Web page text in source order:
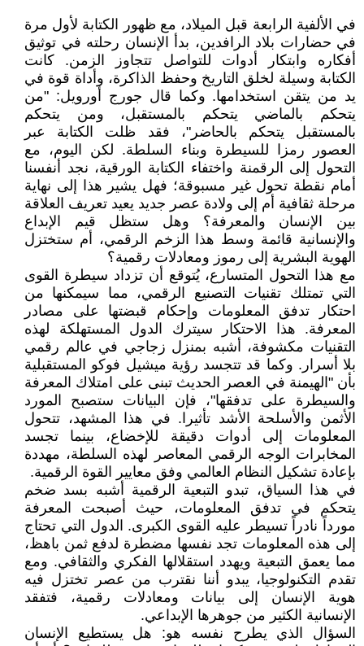
في الألفية الرابعة قبل الميلاد، مع ظهور الكتابة لأول مرة
في حضارات بلاد الرافدين، بدأ الإنسان رحلته في توثيق
أفكاره وابتكار أدوات للتواصل تتجاوز الزمن. كانت
الكتابة وسيلة لخلق التاريخ وحفظ الذاكرة، وأداة قوة في
يد من يتقن استخدامها. وكما قال جورج أورويل: "من
يتحكم بالماضي يتحكم بالمستقبل، ومن يتحكم
بالمستقبل يتحكم بالحاضر"، فقد ظلت الكتابة عبر
العصور رمزا للسيطرة وبناء السلطة. لكن اليوم، مع
التحول إلى الرقمنة واختفاء الكتابة الورقية، نجد أنفسنا
أمام نقطة تحول غير مسبوقة؛ فهل يشير هذا إلى نهاية
مرحلة ثقافية أم إلى ولادة عصر جديد يعيد تعريف العلاقة
بين الإنسان والمعرفة؟ وهل ستظل قيم الإبداع
والإنسانية قائمة وسط هذا الزخم الرقمي، أم ستختزل
الهوية البشرية إلى رموز ومعادلات رقمية؟
مع هذا التحول المتسارع، يُتوقع أن تزداد سيطرة القوى
التي تمتلك تقنيات التصنيع الرقمي، مما سيمكنها من
احتكار تدفق المعلومات وإحكام قبضتها على مصادر
المعرفة. هذا الاحتكار سيترك الدول المستهلكة لهذه
التقنيات مكشوفة، أشبه بمنزل زجاجي في عالم رقمي
بلا أسرار. وكما قد تتجسد رؤية ميشيل فوكو المستقبلية
بأن "الهيمنة في العصر الحديث تبنى على امتلاك المعرفة
والسيطرة على تدفقها"، فإن البيانات ستصبح المورد
الأثمن والأسلحة الأشد تأثيرا. في هذا المشهد، تتحول
المعلومات إلى أدوات دقيقة للإخضاع، بينما تجسد
المخابرات الوجه الرقمي المعاصر لهذه السلطة، مهددة
بإعادة تشكيل النظام العالمي وفق معايير القوة الرقمية.
في هذا السياق، تبدو التبعية الرقمية أشبه بسد ضخم
يتحكم في تدفق المعلومات، حيث أصبحت المعرفة
مورداً نادراً تسيطر عليه القوى الكبرى. الدول التي تحتاج
إلى هذه المعلومات تجد نفسها مضطرة لدفع ثمن باهظ،
مما يعمق التبعية ويهدد استقلالها الفكري والثقافي. ومع
تقدم التكنولوجيا، يبدو أننا نقترب من عصر تختزل فيه
هوية الإنسان إلى بيانات ومعادلات رقمية، فتفقد
الإنسانية الكثير من جوهرها الإبداعي.
السؤال الذي يطرح نفسه هو: هل يستطيع الإنسان